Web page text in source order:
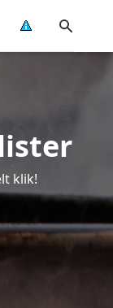
klik!